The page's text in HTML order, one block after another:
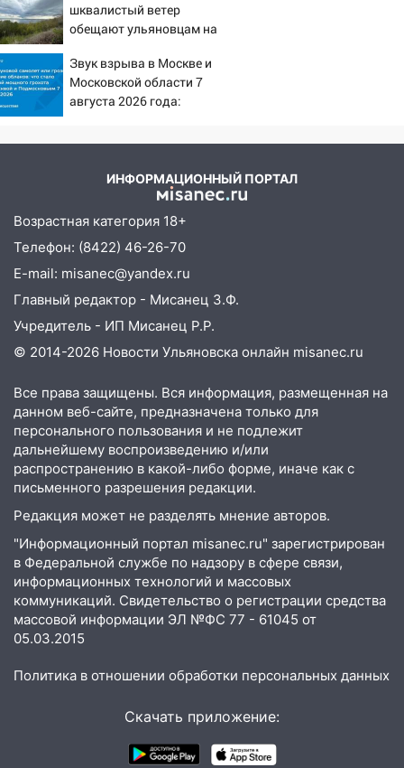
10:40
В Ульяновске спасатели ночью
нашли потерявшегося в заброшенных
садах 79-летнего мужчину
10:26
На нескольких улицах Ульяновска
временно отключили холодную воду
10:14 В Ульяновске двоих участников
отправили в колонию на 7 и 8 лет
09:52
Ночью беспилотники сбили над
соседними Татарстаном и Саратовской
областью
09:41 Диана Шурыгина уверовала в
Бога в СИЗО
09:35
В Ульяновске директора фирмы
будут судить за неуплату налогов на 48
08:22 Подросток на питбайке сбил
велосипедистку: пострадали двое
07:20 Жара возвращается: ожидается
знойный и сухой четверг
06:00
Под Ульяновском при развороте
пострадал 38-летний водитель
иномарки
05:00 «Каждая пятая женщина и каждый
второй мужчина в мире сталкиваются с
алопецией»: врач рассказал, чем может
справиться
принесет прилив творческой энергии и
отличные шансы исправить старые
шквалистый ветер
обещают ульяновцам на
Звук взрыва в Москве и
Московской области 7
августа 2026 года:
ИНФОРМАЦИОННЫЙ ПОРТАЛ
Возрастная категория 18+
Телефон: (8422) 46-26-70
E-mail: misanec@yandex.ru
Главный редактор - Мисанец З.Ф.
Учредитель - ИП Мисанец Р.Р.
© 2014-2026 Новости Ульяновска онлайн misanec.ru
Все права защищены. Вся информация, размещенная на
данном веб-сайте, предназначена только для
персонального пользования и не подлежит
дальнейшему воспроизведению и/или
распространению в какой-либо форме, иначе как с
письменного разрешения редакции.
Редакция может не разделять мнение авторов.
"Информационный портал misanec.ru" зарегистрирован
в Федеральной службе по надзору в сфере связи,
информационных технологий и массовых
коммуникаций. Свидетельство о регистрации средства
массовой информации ЭЛ №ФС 77 - 61045 от
05.03.2015
Политика в отношении обработки персональных данных
Скачать приложение: